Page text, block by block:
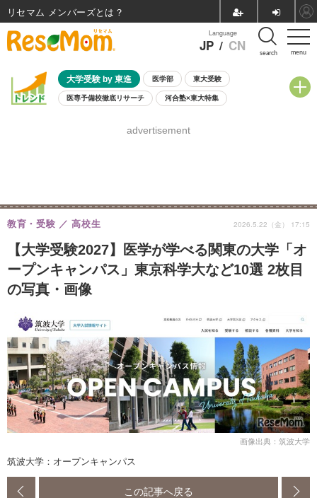
menu
Language
JP / CN search
大学受験 by 東進 医学部 東大受験
医専予備校徹底リサーチ 河合塾×東大特集
8月開催学校説明会・相談会
advertisement
【大学受験2027】医学が学べる関東の大学「オ
ープンキャンパス」東京科学大など10選 2枚目
の写真・画像
教育・受験 高校生 2026.5.22（金） 17:15
画像出典：筑波大学
筑波大学：オープンキャンパス
この記事へ戻る
リセマム メンバーズ